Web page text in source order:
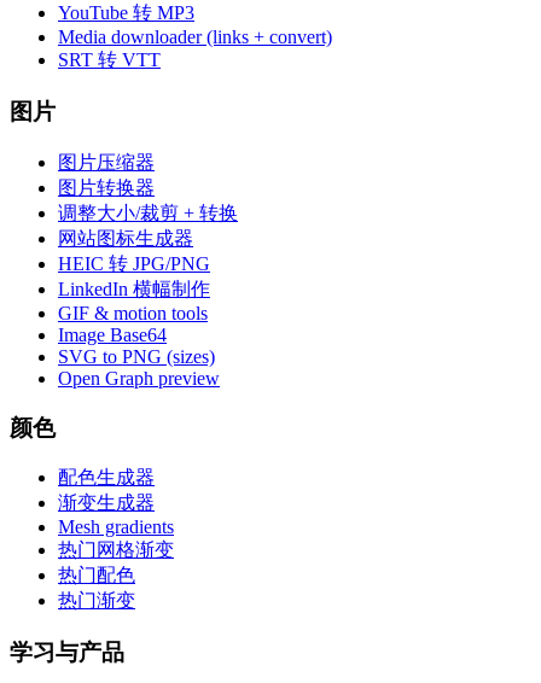
YouTube 转 MP3
Media downloader (links + convert)
SRT 转 VTT
图片
图片压缩器
图片转换器
调整大小/裁剪 + 转换
网站图标生成器
HEIC 转 JPG/PNG
LinkedIn 横幅制作
GIF & motion tools
Image Base64
SVG to PNG (sizes)
Open Graph preview
颜色
配色生成器
渐变生成器
Mesh gradients
热门网格渐变
热门配色
热门渐变
学习与产品